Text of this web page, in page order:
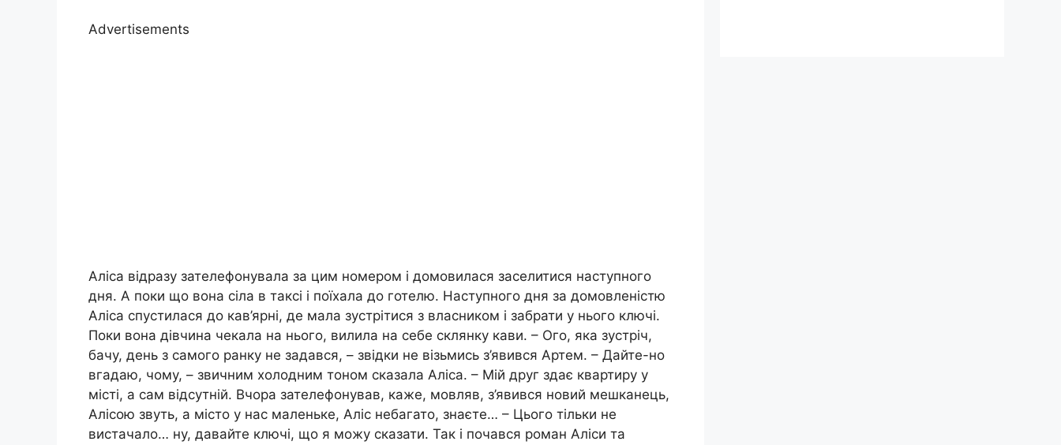
Advertisements
Аліса відразу зателефонувала за цим номером і домовилася заселитися наступного
дня. А поки що вона сіла в таксі і поїхала до готелю. Наступного дня за домовленістю
Аліса спустилася до кав’ярні, де мала зустрітися з власником і забрати у нього ключі.
Поки вона дівчина чекала на нього, вилила на себе склянку кави. – Ого, яка зустріч,
бачу, день з самого ранку не задався, – звідки не візьмись з’явився Артем. – Дайте-но
вгадаю, чому, – звичним холодним тоном сказала Аліса. – Мій друг здає квартиру у
місті, а сам відсутній. Вчора зателефонував, каже, мовляв, з’явився новий мешканець,
Алісою звуть, а місто у нас маленьке, Аліс небагато, знаєте… – Цього тільки не
вистачало… ну, давайте ключі, що я можу сказати. Так і почався роман Аліси та